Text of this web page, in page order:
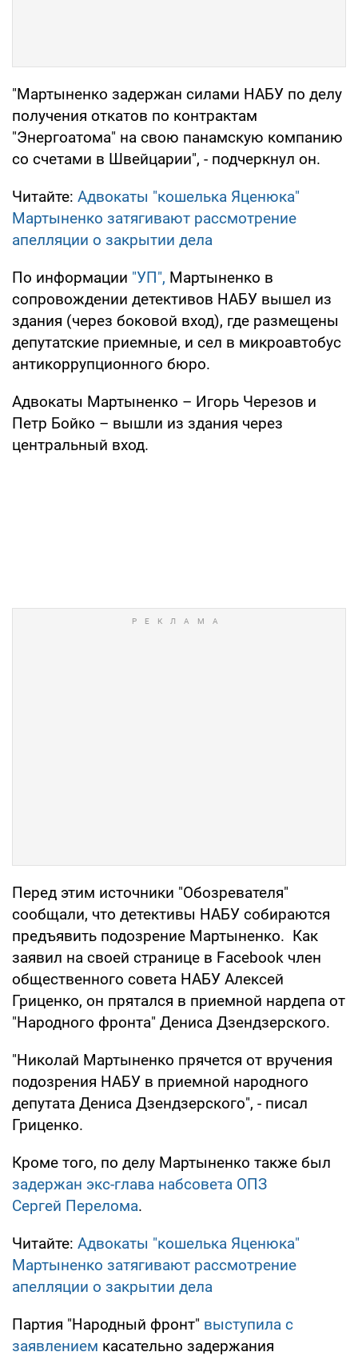
"Мартыненко задержан силами НАБУ по делу
получения откатов по контрактам
"Энергоатома" на свою панамскую компанию
со счетами в Швейцарии", - подчеркнул он.
Читайте: Адвокаты "кошелька Яценюка"
Мартыненко затягивают рассмотрение
апелляции о закрытии дела
По информации "УП", Мартыненко в
сопровождении детективов НАБУ вышел из
здания (через боковой вход), где размещены
депутатские приемные, и сел в микроавтобус
антикоррупционного бюро.
Адвокаты Мартыненко – Игорь Черезов и
Петр Бойко – вышли из здания через
центральный вход.
Перед этим источники "Обозревателя"
сообщали, что детективы НАБУ собираются
предъявить подозрение Мартыненко. Как
заявил на своей странице в Facebook член
общественного совета НАБУ Алексей
Гриценко, он прятался в приемной нардепа от
"Народного фронта" Дениса Дзендзерского.
"Николай Мартыненко прячется от вручения
подозрения НАБУ в приемной народного
депутата Дениса Дзендзерского", - писал
Гриценко.
Кроме того, по делу Мартыненко также был
задержан экс-глава набсовета ОПЗ
Сергей Перелома.
Читайте: Адвокаты "кошелька Яценюка"
Мартыненко затягивают рассмотрение
апелляции о закрытии дела
Партия "Народный фронт" выступила с
заявлением касательно задержания